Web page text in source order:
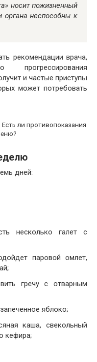
носит пожизненный
органа неспособны к
рекомендации врача,
и частые приступы
может потребовать
ли противопоказания
дней:
несколько галет с
паровой омлет,
гречу с отварным
яблоко;
каша, свекольный
кефира;